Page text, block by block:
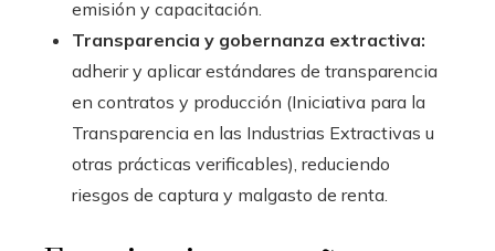
emisión y capacitación.
Transparencia y gobernanza extractiva:
adherir y aplicar estándares de transparencia
en contratos y producción (Iniciativa para la
Transparencia en las Industrias Extractivas u
otras prácticas verificables), reduciendo
riesgos de captura y malgasto de renta.